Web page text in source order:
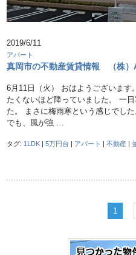
2019/6/11
アパート
真岡市の不動産賃貸情報 （株）
6月11日（火） おはようございま
たくないほど降っていました。 一
た。 まさに梅雨寒という感じでし
でも、風が強 …
タグ: 1LDK |5万円台 | アパート |不動産 |
1